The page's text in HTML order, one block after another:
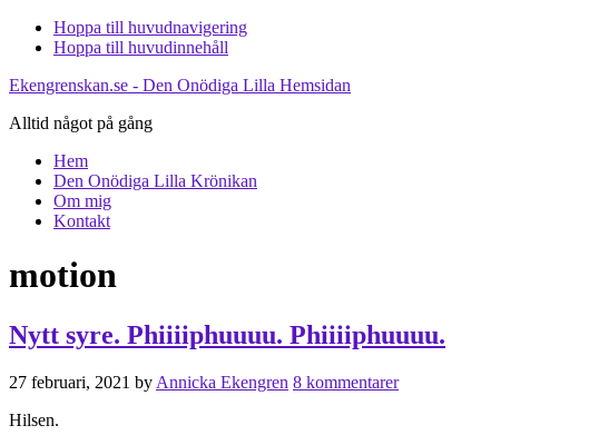
Hoppa till huvudnavigering
Hoppa till huvudinnehåll
Ekengrenskan.se - Den Onödiga Lilla Hemsidan
Alltid något på gång
Hem
Den Onödiga Lilla Krönikan
Om mig
Kontakt
motion
Nytt syre. Phiiiiphuuuu. Phiiiiphuuuu.
27 februari, 2021 by Annicka Ekengren 8 kommentarer
Hilsen.